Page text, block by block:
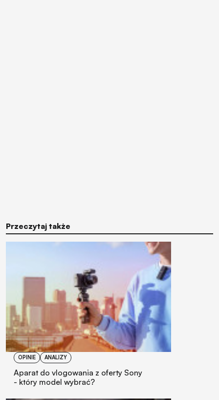
Przeczytaj także
OPINIE ANALIZY
Aparat do vlogowania z oferty Sony
- który model wybrać?